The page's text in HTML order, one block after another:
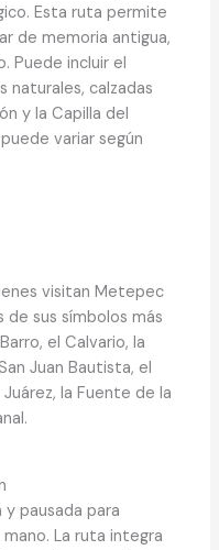
Esta ruta permite
de memoria antigua,
Puede incluir el
naturales, calzadas
y la Capilla del
variar según
visitan Metepec
de sus símbolos más
el Calvario, la
Juan Bautista, el
la Fuente de la
pausada para
La ruta integra